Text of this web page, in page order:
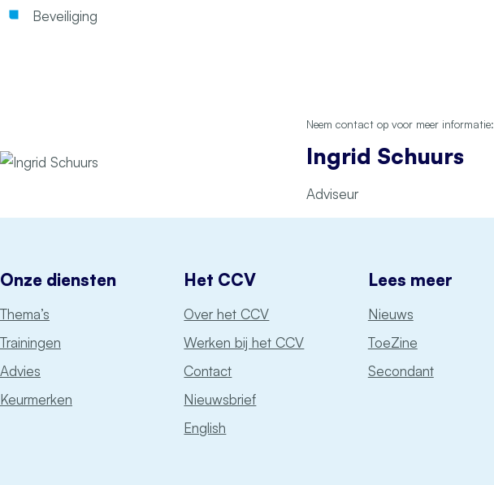
Beveiliging
Neem contact op voor meer informatie:
Ingrid Schuurs
Adviseur
Onze diensten
Thema’s
Trainingen
Advies
Keurmerken
Het CCV
Over het CCV
Werken bij het CCV
Contact
Nieuwsbrief
English
Lees meer
Nieuws
ToeZine
Secondant